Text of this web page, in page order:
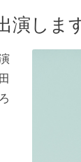
演しま